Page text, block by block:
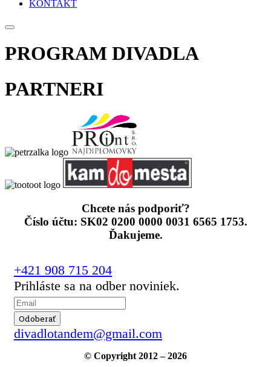
KONTAKT
PROGRAM DIVADLA
PARTNERI
Chcete nás podporiť?
Číslo účtu: SK02 0200 0000 0031 6565 1753.
Ďakujeme.
+421 908 715 204
Prihláste sa na odber noviniek.
divadlotandem@gmail.com
© Copyright 2012 – 2026